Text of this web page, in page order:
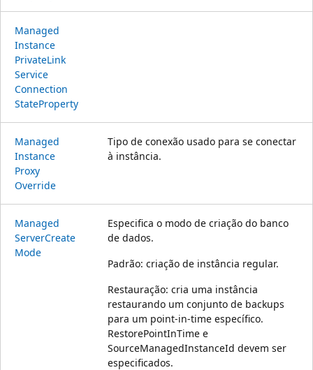
Managed
Instance
PrivateLink
Service
Connection
StateProperty
Managed
Instance
Proxy
Override
Tipo de conexão usado para se conectar
à instância.
Managed
ServerCreate
Mode
Especifica o modo de criação do banco
de dados.
Padrão: criação de instância regular.
Restauração: cria uma instância
restaurando um conjunto de backups
para um point-in-time específico.
RestorePointInTime e
SourceManagedInstanceId devem ser
especificados.